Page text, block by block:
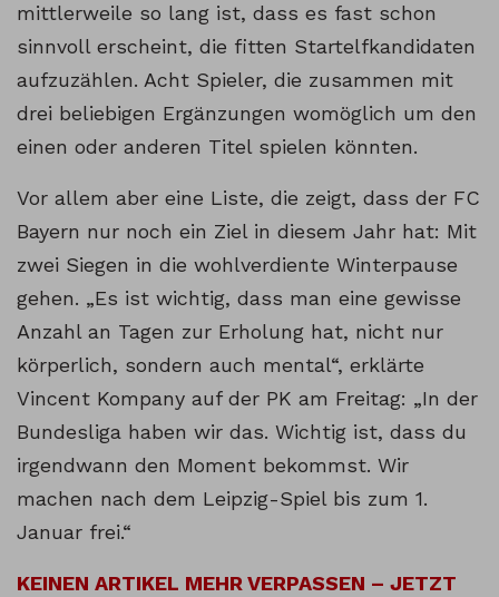
mittlerweile so lang ist, dass es fast schon
sinnvoll erscheint, die fitten Startelfkandidaten
aufzuzählen. Acht Spieler, die zusammen mit
drei beliebigen Ergänzungen womöglich um den
einen oder anderen Titel spielen könnten.
Vor allem aber eine Liste, die zeigt, dass der FC
Bayern nur noch ein Ziel in diesem Jahr hat: Mit
zwei Siegen in die wohlverdiente Winterpause
gehen. „Es ist wichtig, dass man eine gewisse
Anzahl an Tagen zur Erholung hat, nicht nur
körperlich, sondern auch mental“, erklärte
Vincent Kompany auf der PK am Freitag: „In der
Bundesliga haben wir das. Wichtig ist, dass du
irgendwann den Moment bekommst. Wir
machen nach dem Leipzig-Spiel bis zum 1.
Januar frei.“
KEINEN ARTIKEL MEHR VERPASSEN – JETZT